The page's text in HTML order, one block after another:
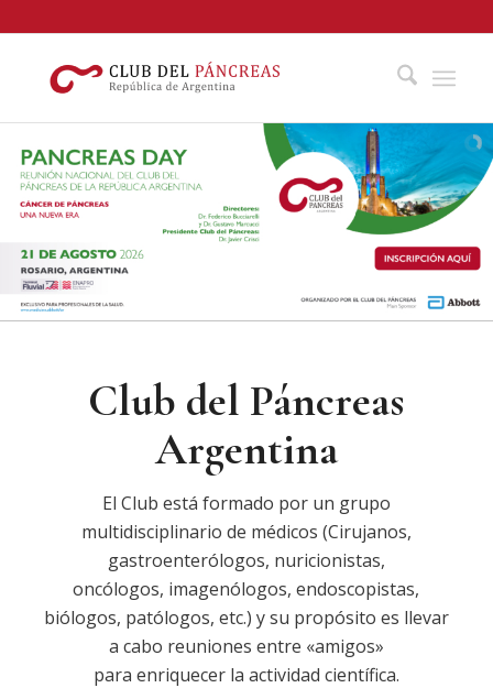
Club del Páncreas
Argentina
El Club está formado por un grupo
multidisciplinario de médicos (Cirujanos,
gastroenterólogos, nuricionistas,
oncólogos, imagenólogos, endoscopistas,
biólogos, patólogos, etc.) y su propósito es llevar
a cabo reuniones entre «amigos»
para enriquecer la actividad científica.